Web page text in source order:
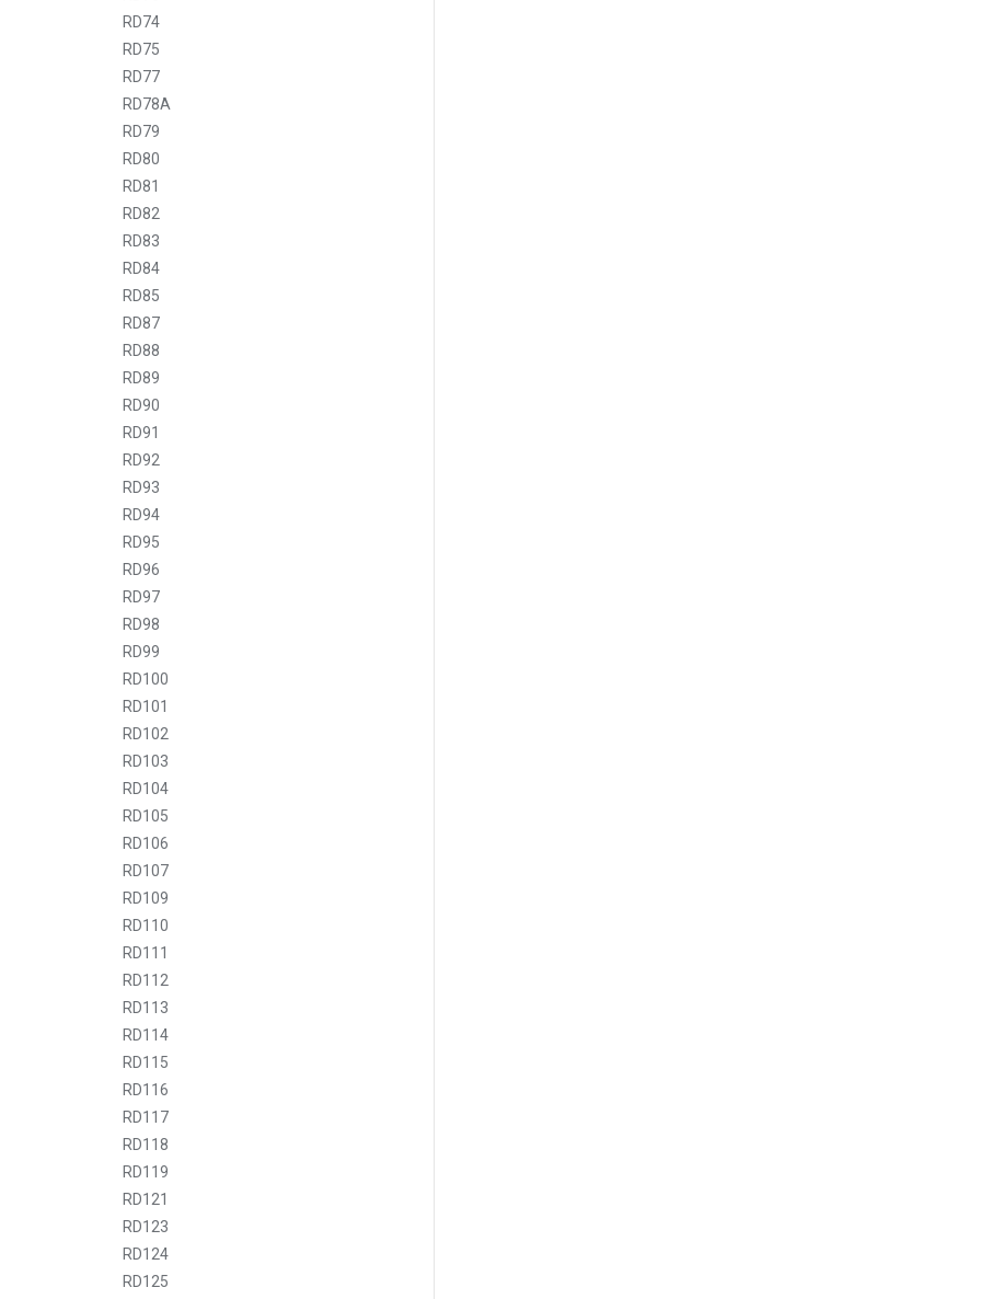
RD74
RD75
RD77
RD78A
RD79
RD80
RD81
RD82
RD83
RD84
RD85
RD87
RD88
RD89
RD90
RD91
RD92
RD93
RD94
RD95
RD96
RD97
RD98
RD99
RD100
RD101
RD102
RD103
RD104
RD105
RD106
RD107
RD109
RD110
RD111
RD112
RD113
RD114
RD115
RD116
RD117
RD118
RD119
RD121
RD123
RD124
RD125